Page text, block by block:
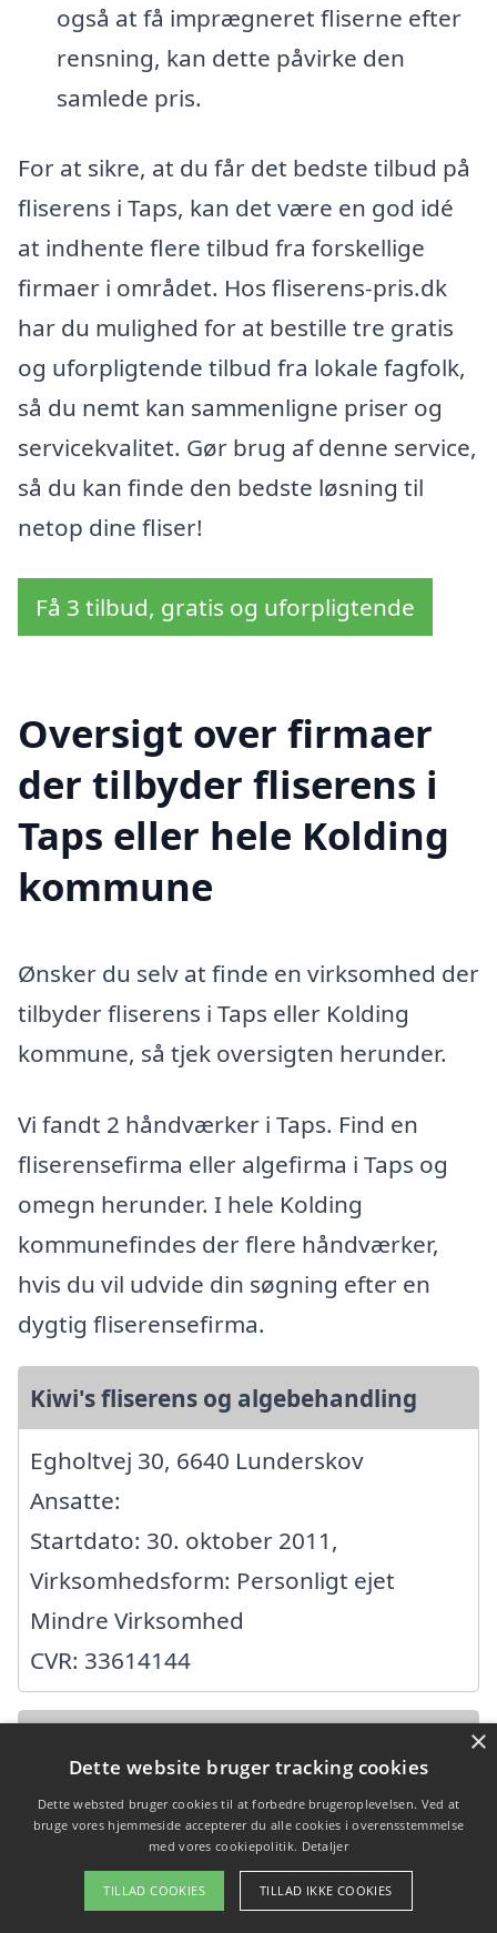
også at få imprægneret fliserne efter
rensning, kan dette påvirke den
samlede pris.
For at sikre, at du får det bedste tilbud på
fliserens i Taps, kan det være en god idé
at indhente flere tilbud fra forskellige
firmaer i området. Hos fliserens-pris.dk
har du mulighed for at bestille tre gratis
og uforpligtende tilbud fra lokale fagfolk,
så du nemt kan sammenligne priser og
servicekvalitet. Gør brug af denne service,
så du kan finde den bedste løsning til
netop dine fliser!
Få 3 tilbud, gratis og uforpligtende
Oversigt over firmaer
der tilbyder fliserens i
Taps eller hele Kolding
kommune
Ønsker du selv at finde en virksomhed der
tilbyder fliserens i Taps eller Kolding
kommune, så tjek oversigten herunder.
Vi fandt 2 håndværker i Taps. Find en
fliserensefirma eller algefirma i Taps og
omegn herunder. I hele Kolding
kommunefindes der flere håndværker,
hvis du vil udvide din søgning efter en
dygtig fliserensefirma.
Kiwi's fliserens og algebehandling
Egholtvej 30, 6640 Lunderskov
Ansatte:
Startdato: 30. oktober 2011,
Virksomhedsform: Personligt ejet
Mindre Virksomhed
CVR: 33614144
Kalkvænget 19, 6640 Lunderskov
Ansatte:
Startdato: 27. oktober 2023,
×
Dette website bruger tracking cookies
Dette websted bruger cookies til at forbedre brugeroplevelsen. Ved at
bruge vores hjemmeside accepterer du alle cookies i overensstemmelse
med vores cookiepolitik. Detaljer
TILLAD COOKIES TILLAD IKKE COOKIES